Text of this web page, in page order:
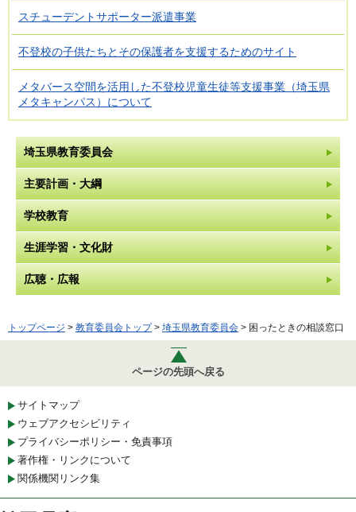
スチューデントサポーター派遣事業
不登校の子供たちとその保護者を支援するためのサイト
メタバース空間を活用した不登校児童生徒等支援事業（埼玉県
メタキャンパス）について
埼玉県教育委員会
主要計画・大綱
学校教育
生涯学習・文化財
広聴・広報
トップページ > 教育委員会トップ> 埼玉県教育委員会 > 困ったときの相談窓口
ページの先頭へ戻る
サイトマップ
ウェブアクセシビリティ
プライバシーポリシー・免責事項
著作権・リンクについて
関係機関リンク集